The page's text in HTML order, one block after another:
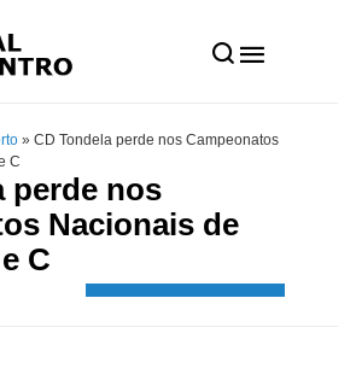
» CD Tondela perde nos Campeonatos
C
perde nos
Nacionais de
C